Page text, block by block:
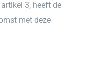
3, heeft de
met deze